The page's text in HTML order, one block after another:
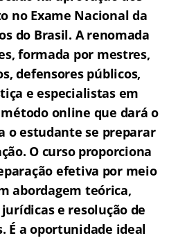
no Exame Nacional da
do Brasil. A renomada
formada por mestres,
defensores públicos,
e especialistas em
online que dará o
o estudante se preparar
O curso proporciona
efetiva por meio
abordagem teórica,
e resolução de
É a oportunidade ideal